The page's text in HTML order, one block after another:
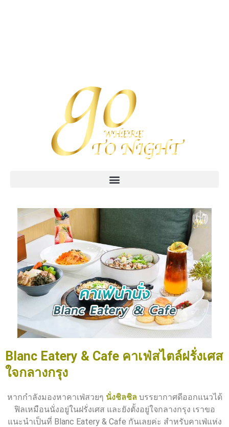
Blanc Eatery & Cafe คาเฟ่สไตล์ฝรั่งเศส
ใจกลางกรุง
หากกำลังมองหาคาเฟ่สวยๆ นั่งชิลชิลบรรยากาศดีออกแนวได้
ฟิลเหมือนนั่งอยู่ในฝรั่งเศส และยังตั้งอยู่ใจกลางกรุง เราขอ
แนะนำเป็นที่ Blanc Eatery & Cafe กันเลยค่ะ สำหรับคาเฟ่แห่ง